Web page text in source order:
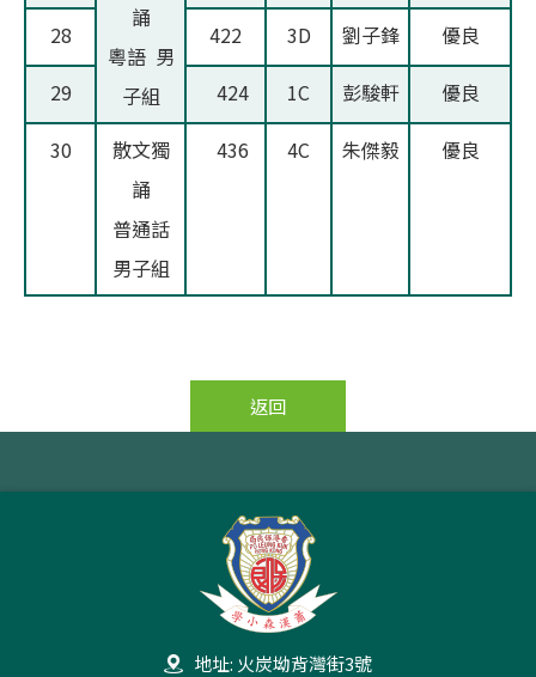
誦
粵語 男
子組
28
422 3D 劉子鋒
優良
29
424 1C 彭駿軒
優良
30
散文獨
誦
普通話
男子組
436 4C 朱傑毅 優良
返回
地址: 火炭坳背灣街3號